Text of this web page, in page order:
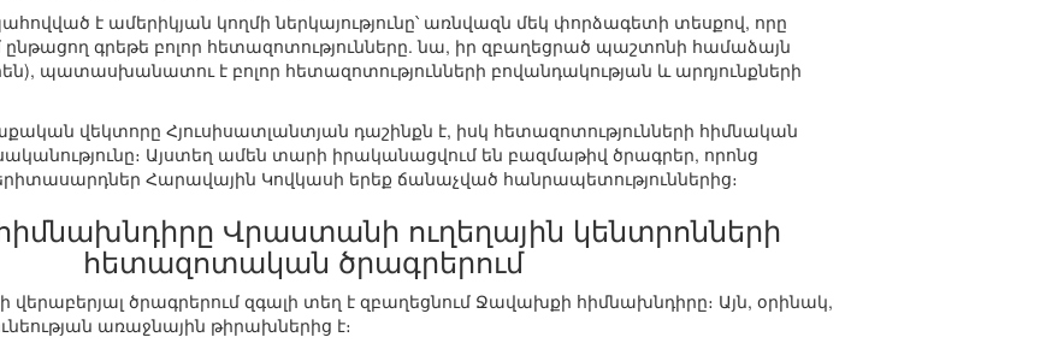
է ամերիկյան կողմի ներկայությունը՝ առնվազն մեկ փորձագետի տեսքով, որը
գրեթե բոլոր հետազոտությունները. նա, իր զբաղեցրած պաշտոնի համաձայն
պատասխանատու է բոլոր հետազոտությունների բովանդակության և արդյունքների
վեկտորը Հյուսիսատլանտյան դաշինքն է, իսկ հետազոտությունների հիմնական
Այստեղ ամեն տարի իրականացվում են բազմաթիվ ծրագրեր, որոնց
Հարավային Կովկասի երեք ճանաչված հանրապետություններից։
Վրաստանի ուղեղային կենտրոնների
հետազոտական ծրագրերում
վերաբերյալ ծրագրերում զգալի տեղ է զբաղեցնում Ջավախքի հիմնախնդիրը։ Այն, օրինակ,
առաջնային թիրախներից է։